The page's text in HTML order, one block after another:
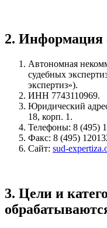
2. Информация
Автономная
судебных
экспертиз»).
ИНН 7743110969.
Юридический
18, корп. 1.
Телефоны: 8 (495)
Факс: 8 (495)
Сайт: sud-
3. Цели и